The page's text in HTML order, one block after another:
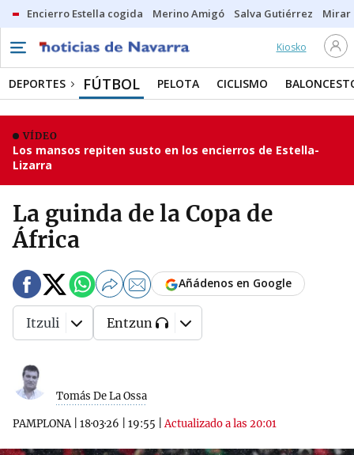
Encierro Estella cogida Merino Amigó Salva Gutiérrez Mirar
Kiosko
DEPORTES FÚTBOL PELOTA CICLISMO
VÍDEO
Los mansos repiten susto en los encierros de Estella-
Lizarra
La guinda de la Copa de
África
Tomás De La Ossa
PAMPLONA| 18·03·26 19:55 |Actualizado a las 20:01
Añádenos en Google
Itzuli Entzun